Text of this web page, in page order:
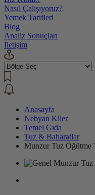
Nasıl Çalışıyoruz?
Yemek Tarifleri
Blog
Analiz Sonuçları
İletişim
Anasayfa
Nebyan Kiler
Temel Gıda
Tuz & Baharatlar
Munzur Tuz Öğütme